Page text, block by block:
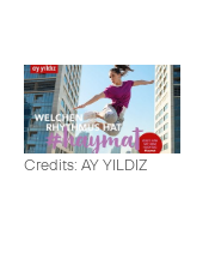
Credits: AY YILDIZ